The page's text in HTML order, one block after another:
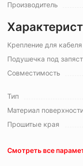
Производитель
Крепление для кабеля
Подушечка под
Совместимость
Тип
Материал
Прошитые края
Смотреть все